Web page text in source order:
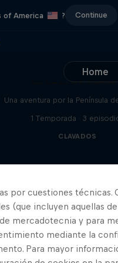
of America ? Continue
Home
La Ruta de
Una aventura por la Península
1 Temporada · 3
CLAVADOS
por cuestiones técnicas.
(que incluyen aquellas de
mercadotecnia y para
mediante la
Para mayor